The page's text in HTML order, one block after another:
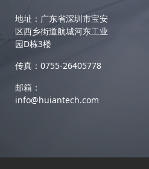
地址：广东省深圳市宝安
区西乡街道航城河东工业
园D栋3楼
传真：0755-26405778
邮箱：
info@huiantech.com